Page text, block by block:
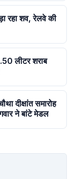
रहा शव, रेलवे की
लीटर शराब
दीक्षांत समारोह
ने बांटे मेडल